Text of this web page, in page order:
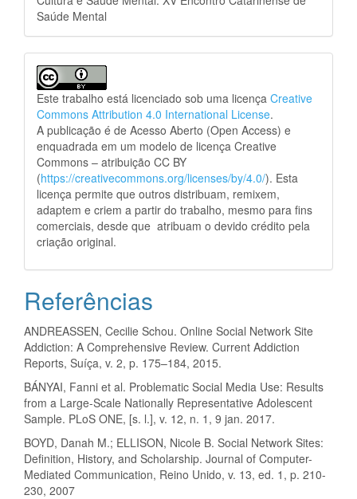
Saúde Mental
Este trabalho está licenciado sob uma licença Creative
Commons Attribution 4.0 International License.
A publicação é de Acesso Aberto (Open Access) e
enquadrada em um modelo de licença Creative
Commons – atribuição CC BY
(https://creativecommons.org/licenses/by/4.0/). Esta
licença permite que outros distribuam, remixem,
adaptem e criem a partir do trabalho, mesmo para fins
comerciais, desde que atribuam o devido crédito pela
criação original.
Referências
ANDREASSEN, Cecilie Schou. Online Social Network Site
Addiction: A Comprehensive Review. Current Addiction
Reports, Suíça, v. 2, p. 175–184, 2015.
BÁNYAI, Fanni et al. Problematic Social Media Use: Results
from a Large-Scale Nationally Representative Adolescent
Sample. PLoS ONE, [s. l.], v. 12, n. 1, 9 jan. 2017.
BOYD, Danah M.; ELLISON, Nicole B. Social Network Sites:
Definition, History, and Scholarship. Journal of Computer-
Mediated Communication, Reino Unido, v. 13, ed. 1, p. 210-
230, 2007